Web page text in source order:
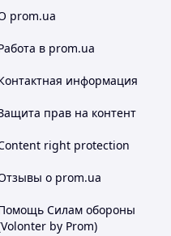
prom.ua
в prom.ua
информация
прав на контент
right protection
о prom.ua
Силам обороны
by Prom)